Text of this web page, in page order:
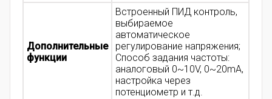
Дополнительные
функции
Встроенный ПИД контроль,
выбираемое
автоматическое
регулирование напряжения;
Способ задания частоты:
аналоговый 0~10V, 0~20mA,
настройка через
потенциометр и т.д.